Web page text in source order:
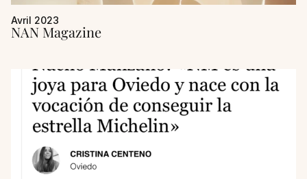
Avril 2023
NAN Magazine